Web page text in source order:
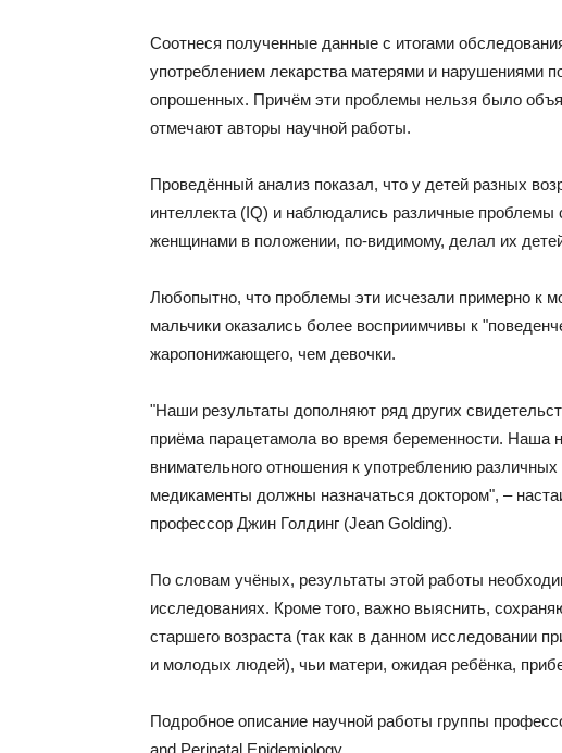
Соотнеся полученные данные с итогами
употреблением лекарства матерями и нарушениями
опрошенных. Причём эти проблемы нельзя было
отмечают авторы научной работы.
Проведённый анализ показал, что у детей разных
интеллекта (IQ) и наблюдались различные
женщинами в положении, по-видимому, делал их
Любопытно, что проблемы эти исчезали примерно к
мальчики оказались более восприимчивы к
жаропонижающего, чем девочки.
"Наши результаты дополняют ряд других
приёма парацетамола во время беременности. Наша
внимательного отношения к употреблению
медикаменты должны назначаться доктором", –
профессор Джин Голдинг (Jean Golding).
По словам учёных, результаты этой работы
исследованиях. Кроме того, важно выяснить,
старшего возраста (так как в данном исследовании
и молодых людей), чьи матери, ожидая ребёнка,
Подробное описание научной работы группы
and Perinatal Epidemiology.